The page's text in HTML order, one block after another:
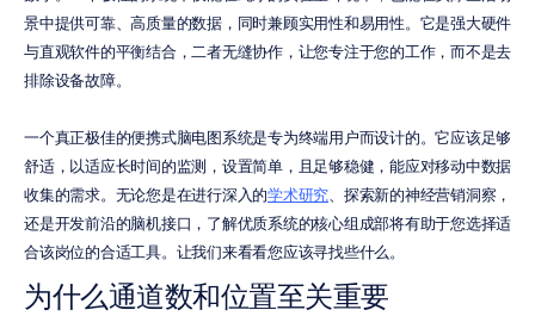
景中提供可靠、高质量的数据，同时兼顾实用性和易用性。它是强大硬件
与直观软件的平衡结合，二者无缝协作，让您专注于您的工作，而不是去
排除设备故障。
一个真正极佳的便携式脑电图系统是专为终端用户而设计的。它应该足够
舒适，以适应长时间的监测，设置简单，且足够稳健，能应对移动中数据
收集的需求。无论您是在进行深入的学术研究、探索新的神经营销洞察，
还是开发前沿的脑机接口，了解优质系统的核心组成部将有助于您选择适
合该岗位的合适工具。让我们来看看您应该寻找些什么。
为什么通道数和位置至关重要